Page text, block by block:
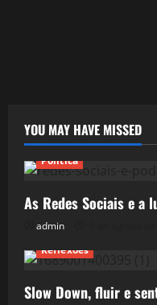
YOU MAY HAVE MISSED
Política
As Redes Sociais e a
admin
Reflexões
Slow Down, fluir e